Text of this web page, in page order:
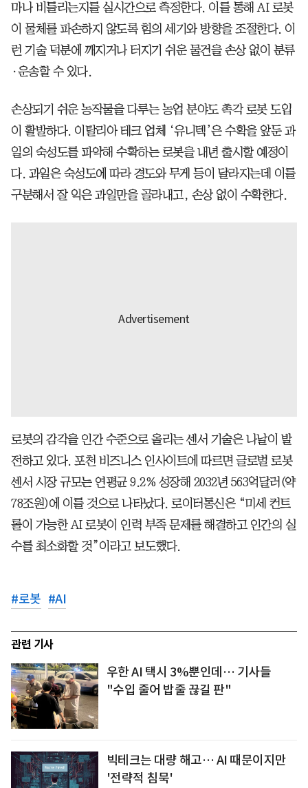
마나 비틀리는지를 실시간으로 측정한다. 이를 통해 AI 로봇
이 물체를 파손하지 않도록 힘의 세기와 방향을 조절한다. 이
런 기술 덕분에 깨지거나 터지기 쉬운 물건을 손상 없이 분류
·운송할 수 있다.
손상되기 쉬운 농작물을 다루는 농업 분야도 촉각 로봇 도입
이 활발하다. 이탈리아 테크 업체 ‘유니텍’은 수확을 앞둔 과
일의 숙성도를 파악해 수확하는 로봇을 내년 출시할 예정이
다. 과일은 숙성도에 따라 경도와 무게 등이 달라지는데 이를
구분해서 잘 익은 과일만을 골라내고, 손상 없이 수확한다.
로봇의 감각을 인간 수준으로 올리는 센서 기술은 나날이 발
전하고 있다. 포천 비즈니스 인사이트에 따르면 글로벌 로봇
센서 시장 규모는 연평균 9.2% 성장해 2032년 563억달러(약
78조원)에 이를 것으로 나타났다. 로이터통신은 “미세 컨트
롤이 가능한 AI 로봇이 인력 부족 문제를 해결하고 인간의 실
수를 최소화할 것”이라고 보도했다.
#로봇 #AI
관련 기사
우한 AI 택시 3%뿐인데… 기사들
"수입 줄어 밥줄 끊길 판"
빅테크는 대량 해고… AI 때문이지만
'전략적 침묵'